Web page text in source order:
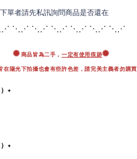
單者請先私訊詢問商品是否還在
⋱⋰ ⋱⋰ ⋱ ⋰ ⋱⋰ ⋱⋰ ⋱⋰
✺ 商品皆為二手，一定有使用痕跡✺
在陽光下拍攝也會有些許色差，請完美主義者勿購買
✦
✦